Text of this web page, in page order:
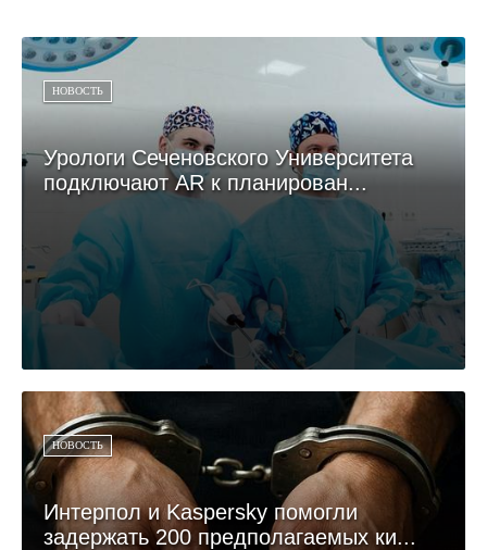
НОВОСТЬ
Урологи Сеченовского Университета
подключают AR к планирован...
НОВОСТЬ
Интерпол и Kaspersky помогли
задержать 200 предполагаемых ки...